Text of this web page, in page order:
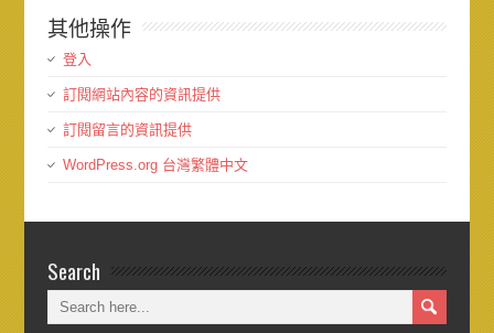
其他操作
登入
訂閱網站內容的資訊提供
訂閱留言的資訊提供
WordPress.org 台灣繁體中文
Search